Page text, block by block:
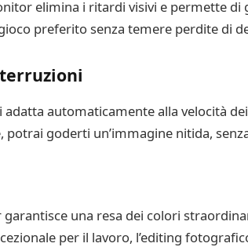
elimina i ritardi visivi e permette
preferito senza temere perdite di
automaticamente alla velocità
goderti un’immagine nitida,
una resa dei colori
per il lavoro, l’editing